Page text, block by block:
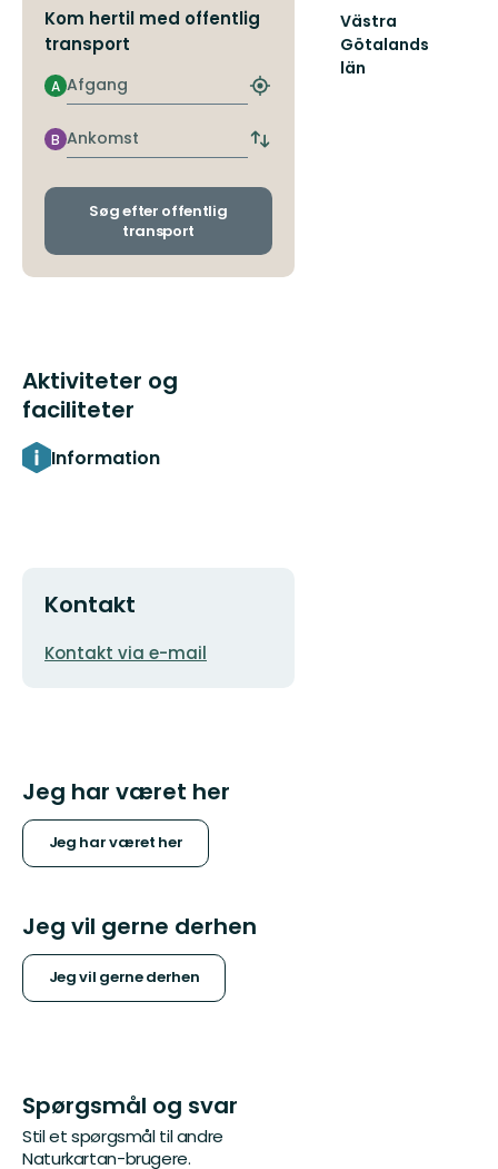
Kom hertil med offentlig
transport
Afgang
A
Find
nærmeste
stoppested
Ankomst
B
Skift
og
Søg efter offentlig
transport
Aktiviteter og
faciliteter
Information
Kontakt
E-
Kontakt via e-mail
Jeg har været her
Jeg har været her
Jeg vil gerne derhen
Jeg vil gerne derhen
Spørgsmål og svar
Stil et spørgsmål til andre
Naturkartan-brugere.
Västra
Götalands
län